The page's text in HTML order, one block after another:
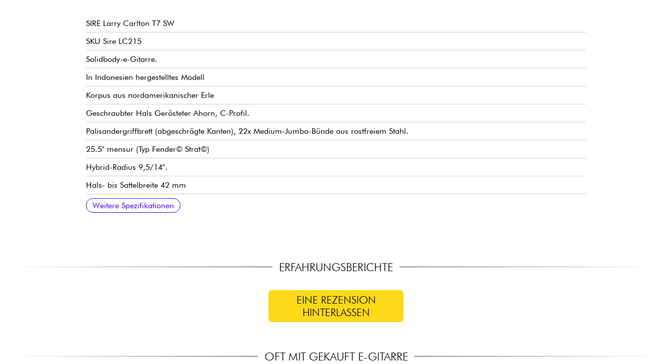
SIRE Larry Carlton T7 SW
SKU Sire LC215
Solidbody-e-Gitarre.
In Indonesien hergestelltes Modell
Korpus aus nordamerikanischer Erle
Geschraubter Hals Gerösteter Ahorn, C-Profil.
Palisandergriffbrett (abgeschrägte Kanten), 22x Medium-Jumbo-Bünde aus rostfreiem Stahl.
25.5" mensur (Typ Fender© Strat©)
Hybrid-Radius 9,5/14".
Hals- bis Sattelbreite 42 mm
Humbucker-tonabnehmer Sire Super-Modern Doppelter Pickup.
Lautstärke
Ton
5-fach Tonabnehmerwahlschalter
Steg / traditionelles Vibrato Sire Modern Tremolo
stimmmechaniken Sire Premium Locking Tuners
Hochglanz-Finish
Weitere Spezifikationen
ERFAHRUNGSBERICHTE
EINE REZENSION
HINTERLASSEN
OFT MIT GEKAUFT E-GITARRE